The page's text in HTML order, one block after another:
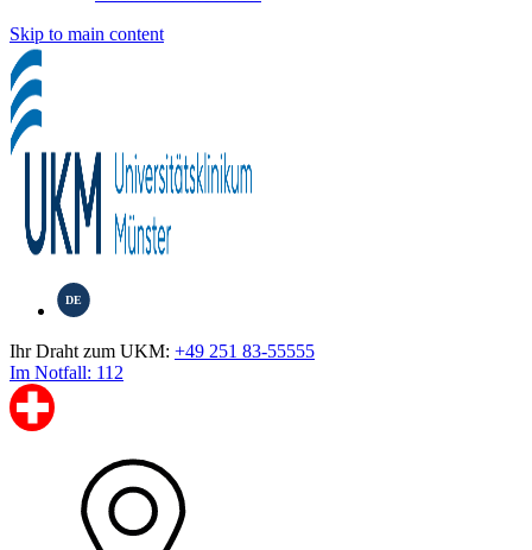
Skip to main content
DE
Ihr Draht zum UKM: +49 251 83-55555
Im Notfall: 112